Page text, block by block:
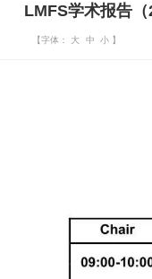
LMFS学术报告
【字体： 大 中 小 】